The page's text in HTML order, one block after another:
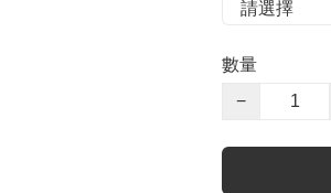
數量
−